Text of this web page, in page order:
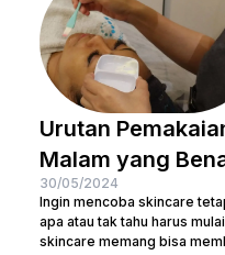
lebih cerah. Apalagi...
Urutan
Malam yang
30/05/2024
Ingin mencoba skincare
apa atau tak tahu harus
skincare memang bisa